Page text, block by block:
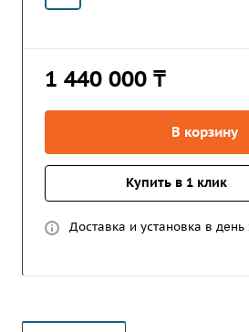
1 440 000 ₸
В корзину
Купить в 1 клик
Доставка и установка в день